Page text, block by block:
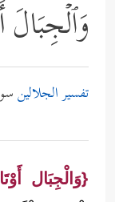
وَٱلۡجِبَالَ
تفسير الجلالين
{وَالْجِبَال